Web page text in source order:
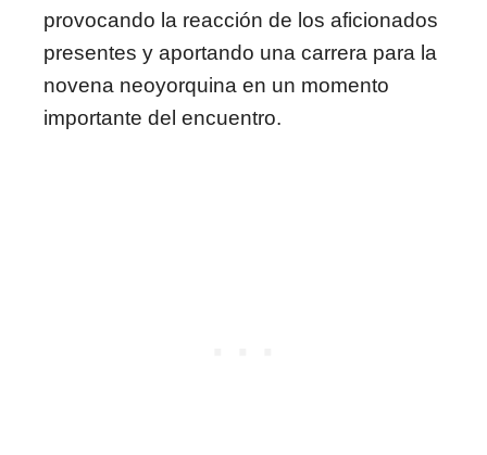
provocando la reacción de los aficionados
presentes y aportando una carrera para la
novena neoyorquina en un momento
importante del encuentro.